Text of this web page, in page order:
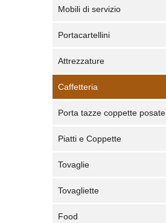
Mobili di servizio
Portacartellini
Attrezzature
Caffetteria
Porta tazze coppette posate
Piatti e Coppette
Tovaglie
Tovagliette
Food